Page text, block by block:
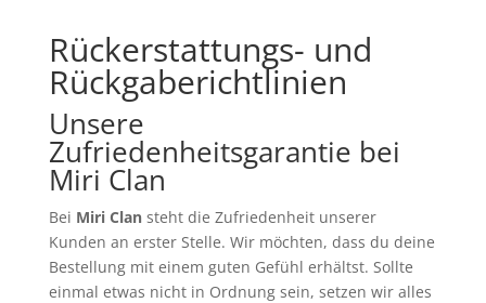
Rückerstattungs- und
Rückgaberichtlinien
Unsere
Zufriedenheitsgarantie bei
Miri Clan
Bei Miri Clansteht die Zufriedenheit unserer
Kunden an erster Stelle. Wir möchten, dass du deine
Bestellung mit einem guten Gefühl erhältst. Sollte
einmal etwas nicht in Ordnung sein, setzen wir alles